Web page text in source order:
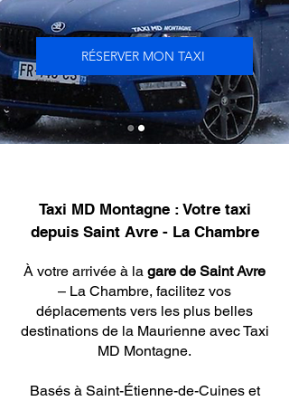
RÉSERVER MON TAXI
Taxi MD Montagne : Votre taxi
depuis Saint Avre - La Chambre
À votre arrivée à la gare de Saint Avre
– La Chambre, facilitez vos
déplacements vers les plus belles
destinations de la Maurienne avec Taxi
MD Montagne.
Basés à Saint-Étienne-de-Cuines et